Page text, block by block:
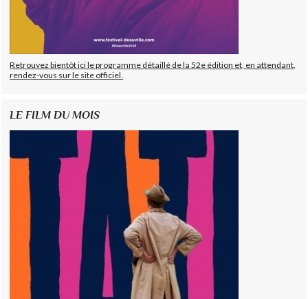
Retrouvez bientôt ici le programme détaillé de la 52e édition et, en attendant,
rendez-vous sur le site officiel.
LE FILM DU MOIS